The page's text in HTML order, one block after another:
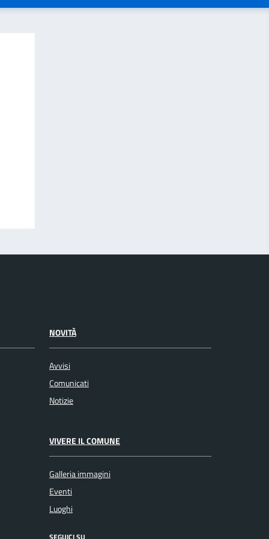
NOVITÀ
Avvisi
Comunicati
Notizie
VIVERE IL COMUNE
Galleria immagini
Eventi
Luoghi